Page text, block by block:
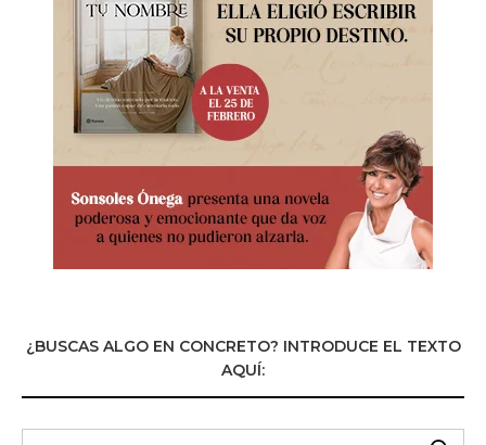
¿BUSCAS ALGO EN CONCRETO? INTRODUCE EL TEXTO
AQUÍ: